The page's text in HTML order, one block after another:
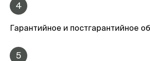
4
Гарантийное и постгарантийное
5